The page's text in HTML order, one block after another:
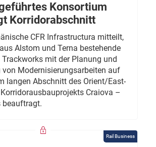
Konsortium
Korridorabschnitt
CFR Infrastructura mitteilt,
Alstom und Terna bestehende
mit der Planung und
Modernisierungsarbeiten auf
langen Abschnitt des Orient/East-
Craiova –
beauftragt.
Rail Business